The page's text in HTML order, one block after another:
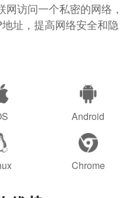
访问一个私密的网络，
址，提高网络安全和隐
Android
Chrome